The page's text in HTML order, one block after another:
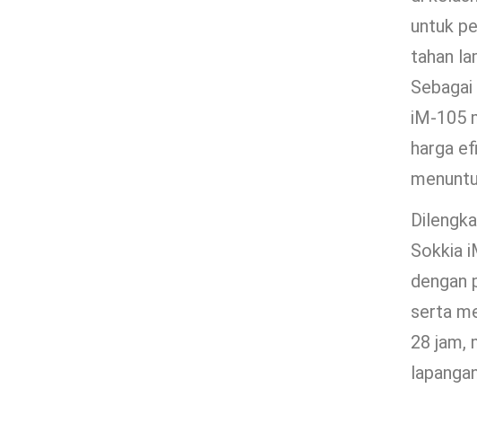
untuk
tahan
iM-105
harga
Sokkia
dengan
serta
28 jam,